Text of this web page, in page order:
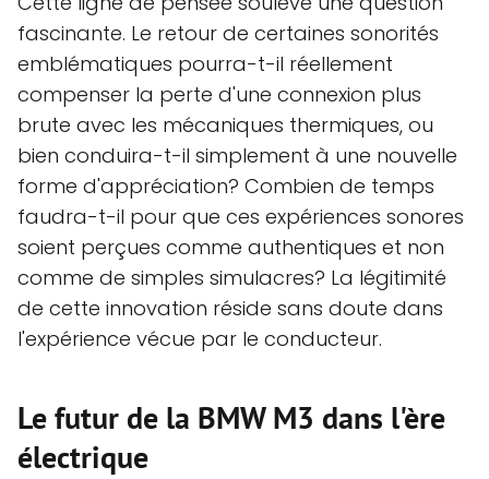
fascinante. Le retour de certaines sonorités
emblématiques pourra-t-il réellement
compenser la perte d'une connexion plus
brute avec les mécaniques thermiques, ou
bien conduira-t-il simplement à une nouvelle
forme d'appréciation? Combien de temps
faudra-t-il pour que ces expériences sonores
soient perçues comme authentiques et non
comme de simples simulacres? La légitimité
de cette innovation réside sans doute dans
l'expérience vécue par le conducteur.
Le futur de la BMW M3 dans l'ère
électrique